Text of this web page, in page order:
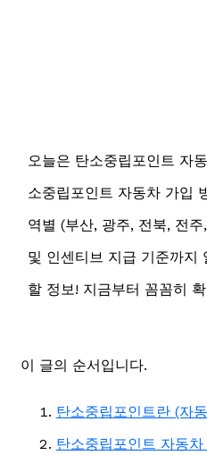
오늘은 탄소중립포인트 자
소중립포인트 자동차 가입
역별 (부산, 광주, 전북, 전
및 인센티브 지급 기준까지
할 정보! 지금부터 꼼꼼히
이 글의 순서입니다.
탄소중립포인트란 (자
탄소중립포인트 자동